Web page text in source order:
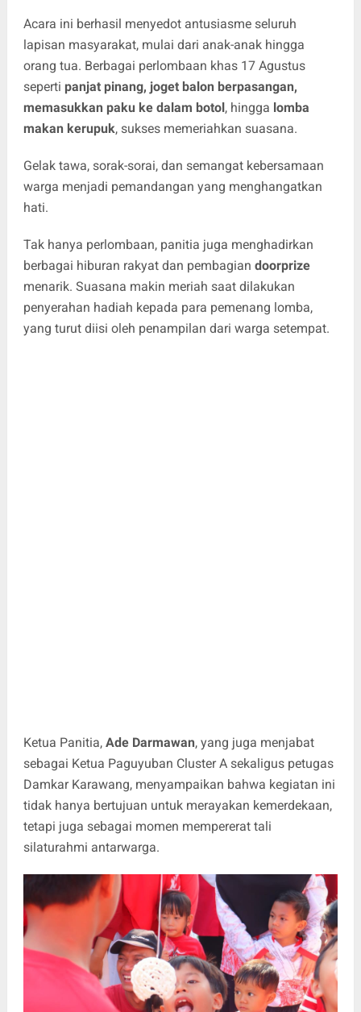
Acara ini berhasil menyedot antusiasme seluruh
lapisan masyarakat, mulai dari anak-anak hingga
orang tua. Berbagai perlombaan khas 17 Agustus
seperti panjat pinang, joget balon berpasangan,
memasukkan paku ke dalam botol, hingga lomba
makan kerupuk, sukses memeriahkan suasana.
Gelak tawa, sorak-sorai, dan semangat kebersamaan
warga menjadi pemandangan yang menghangatkan
hati.
Tak hanya perlombaan, panitia juga menghadirkan
berbagai hiburan rakyat dan pembagian doorprize
menarik. Suasana makin meriah saat dilakukan
penyerahan hadiah kepada para pemenang lomba,
yang turut diisi oleh penampilan dari warga setempat.
Ketua Panitia, Ade Darmawan, yang juga menjabat
sebagai Ketua Paguyuban Cluster A sekaligus petugas
Damkar Karawang, menyampaikan bahwa kegiatan ini
tidak hanya bertujuan untuk merayakan kemerdekaan,
tetapi juga sebagai momen mempererat tali
silaturahmi antarwarga.